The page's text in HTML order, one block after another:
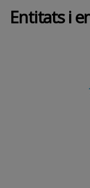
Entitats i